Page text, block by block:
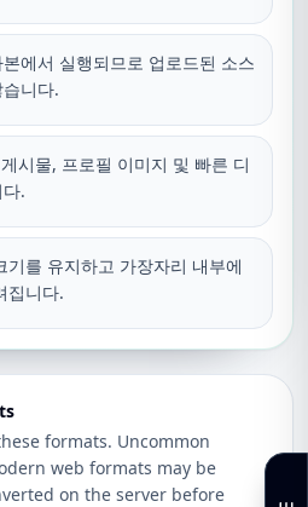
에서 실행되므로 업로드된 소스
니다.
시물, 프로필 이미지 및 빠른 디
.
기를 유지하고 가장자리 내부에
집니다.
formats. Uncommon
web formats may be
on the server before